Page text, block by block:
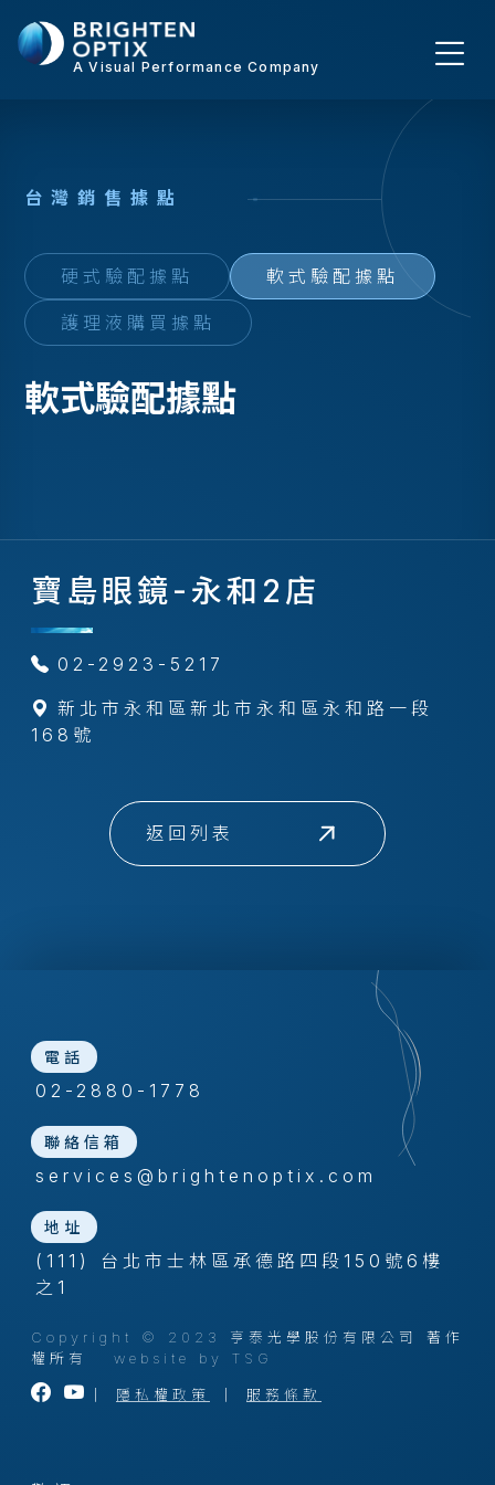
A Visual Performance Company
台灣銷 售據點
硬式驗配據點 軟式驗配據點
護理液購買據點
軟式驗配據點
寶島眼鏡-永和2店
02-2923-5217
新北市永和區新北市永和區永和路一段
168號
返回列表
電話
02-2880-1778
聯絡信箱
services@brightenoptix.com
地址
(111) 台北市士林區承德路四段150號6樓
之1
Copyright © 2023 亨泰光學股份有限公司 著作
權所有 website by TSG
隱私權政策 服務條款